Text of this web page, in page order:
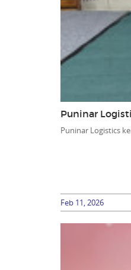
Puninar
Puninar Logistics
Feb 11, 2026